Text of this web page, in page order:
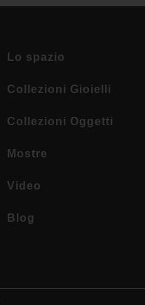
Lo spazio
Collezioni Gioielli
Collezioni Oggetti
Mostre
Video
Blog